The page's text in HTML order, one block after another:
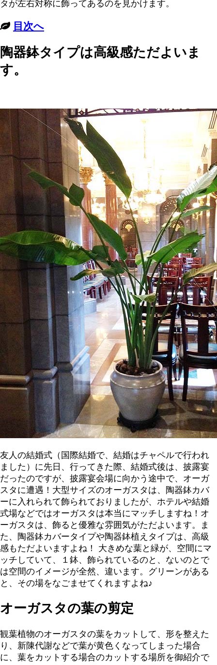
タが左右対称に飾ってあるのを見かけます。
目次へ
陶器鉢タイプは高級感ただよいま
す。
友人の結婚式（国際結婚で、結婚はチャペルで行われ
ました）に先日、行ってきた際、結婚式後は、披露宴
だったのですが、披露宴会場に向かう途中で、オーガ
スタに遭遇！大型サイズのオーガスタは、陶器鉢カバ
ーに入れられて飾られておりましたが、ホテルや結婚
式場などではオーガスタは本当にマッチしますね！オ
ーガスタは、飾ると優雅な雰囲気がただよいます。ま
た、陶器鉢カバータイプや陶器鉢植えタイプは、高級
感もただよいますよね！ 大きめな葉と緑が、空間にマ
ッチしていて、１鉢、飾られているのと、ないのとで
は空間のイメージが全然、違います。グリーンがある
と、その場をなごませてくれますよね♪
オーガスタの葉の剪定
観葉植物のオーガスタの葉をカットして、形を整えた
り、新陳代謝などで葉が黄色くなってしまった場合
に、葉をカットする場合のカットする場所を御紹介で